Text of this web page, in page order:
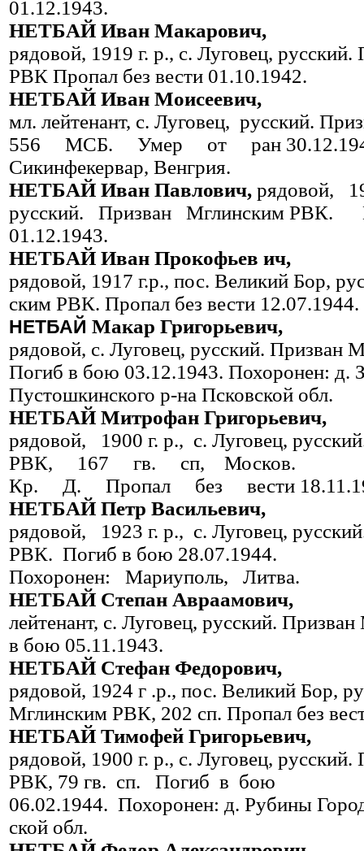
01.12.1943.
НЕТБАЙ Иван Макарович,
рядовой, 1919 г. р., с. Луговец,
РВК Пропал без вести 01.10.1942.
НЕТБАЙ Иван Моисеевич,
мл. лейтенант, с. Луговец, рус­ский.
556 МСБ. Умер от ран
Сикинфекервар, Венгрия.
НЕТБАЙ Иван Павлович, рядовой,
русский. Призван Мглинским
01.12.1943.
НЕТБАЙ Иван Прокофьев ич,
рядовой, 1917 г.р., пос. Великий Бор,
ским РВК. Пропал без вести 12.07.1944.
НЕТБАЙ Макар Григорьевич,
рядовой, с. Луговец, русский. Призван
Погиб в бою 03.12.1943. Похоронен: д.
Пустошкинского р-на Псковской обл.
НЕТБАЙ Митрофан Григорьевич,
рядовой, 1900 г. р., с. Луговец,
РВК, 167 гв. сп, Москов.
Кр. Д. Пропал без вести
НЕТБАЙ Петр Васильевич,
рядовой, 1923 г. р., с. Луговец,
РВК. Погиб в бою 28.07.1944.
Похоронен: Мариуполь, Литва.
НЕТБАЙ Степан Авраамович,
лейтенант, с. Луговец, русский.
в бою 05.11.1943.
НЕТБАЙ Стефан Федорович,
рядовой, 1924 г .р., пос. Великий Бор,
Мглинским РВК, 202 сп. Пропал без
НЕТБАЙ Тимофей Григорьевич,
рядовой, 1900 г. р., с. Луговец,
РВК, 79 гв. сп. Погиб в бою
06.02.1944. Похоронен: д. Руби­ны
ской обл.